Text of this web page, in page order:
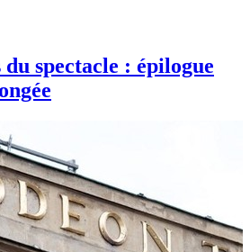
spectacle : épilogue